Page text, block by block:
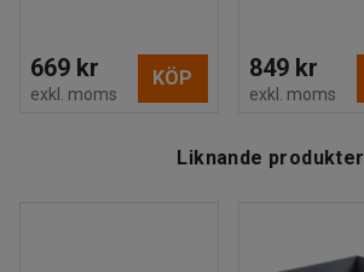
669 kr
exkl. moms
KÖP 849 kr
exkl. moms
Liknande produkter